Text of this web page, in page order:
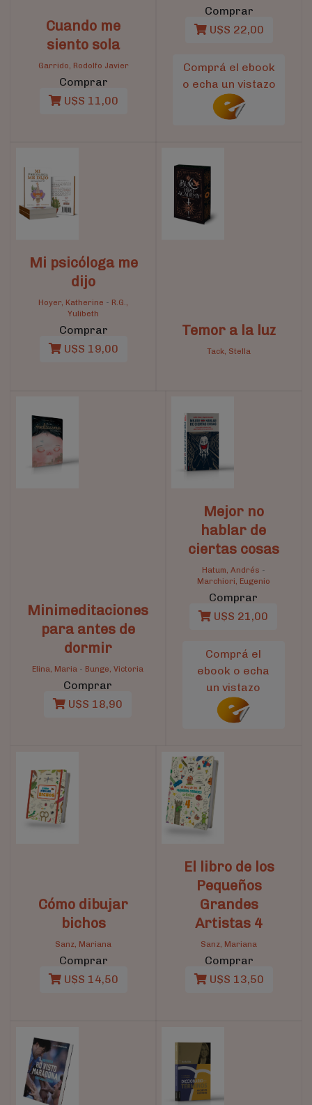
Cuando me
siento sola
Garrido, Rodolfo Javier
Comprar
U$S 11,00
Comprar
U$S 22,00
Comprá el ebook
o echa un vistazo
Mi psicóloga me
dijo
Hoyer, Katherine - R.G.,
Yulibeth
Comprar
U$S 19,00
Temor a la luz
Tack, Stella
Minimeditaciones
para antes de
dormir
Elina, Maria - Bunge, Victoria
Comprar
U$S 18,90
Mejor no
hablar de
ciertas cosas
Hatum, Andrés -
Marchiori, Eugenio
Comprar
U$S 21,00
Comprá el
ebook o echa
un vistazo
Cómo dibujar
bichos
Sanz, Mariana
Comprar
U$S 14,50
El libro de los
Pequeños
Grandes
Artistas 4
Sanz, Mariana
Comprar
U$S 13,50